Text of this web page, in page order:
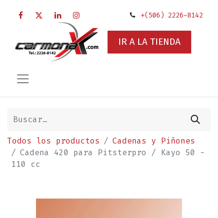
+(506) 2226-8142
IR A LA TIENDA
Todos los productos
Cadenas y Piñones
Cadena 420 para Pitsterpro / Kayo 50 -
110 cc